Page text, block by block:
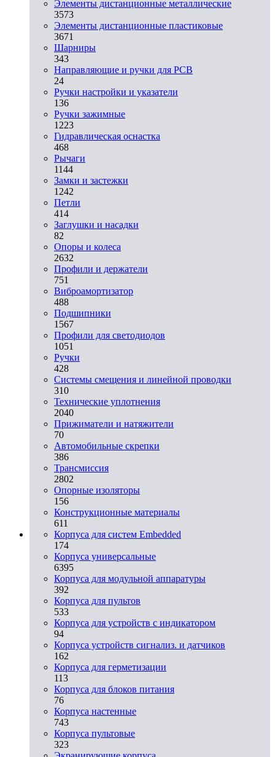
Элементы дистанционные металлические
3573
Элементы дистанционные пластиковые
3671
Шарниры
343
Направляющие и ручки для PCB
24
Ручки настройки и указатели
136
Ручки зажимные
1223
Гидравлическая оснастка
468
Рычаги
1144
Замки и застежки
1242
Петли
414
Заглушки и насадки
82
Опоры и колеса
2632
Профили и держатели
751
Виброамортизатор
488
Подшипники
1567
Профили для светодиодов
1051
Ручки
428
Системы смещения и линейной проводки
310
Технические уплотнения
2040
Прижиматели и натяжители
70
Автомобильные скрепки
386
Трансмиссия
2802
Опорные изоляторы
156
Конструкционные материалы
611
Корпуса для систем Embedded
174
Корпуса универсальные
6395
Корпуса для модульной аппаратуры
392
Корпуса для пультов
533
Корпуса для устройств с индикатором
94
Корпуса устройств сигнализ. и датчиков
162
Корпуса для герметизации
113
Корпуса для блоков питания
76
Корпуса настенные
743
Корпуса пультовые
323